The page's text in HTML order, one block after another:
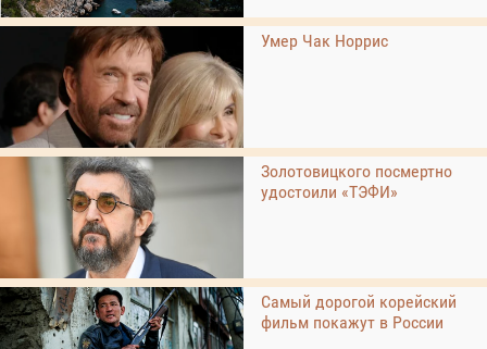
Умер Чак Норрис
Золотовицкого посмертно
удостоили «ТЭФИ»
Самый дорогой корейский
фильм покажут в России